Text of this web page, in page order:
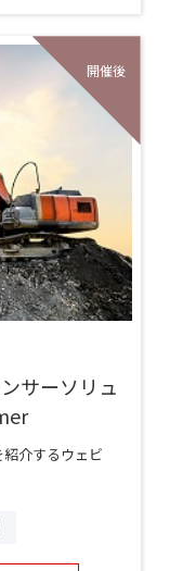
サーソリュ
介するウェビ